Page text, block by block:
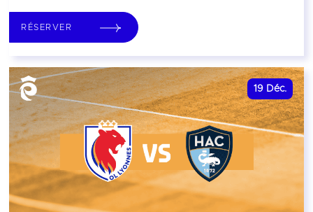
RÉSERVER
19 Déc.